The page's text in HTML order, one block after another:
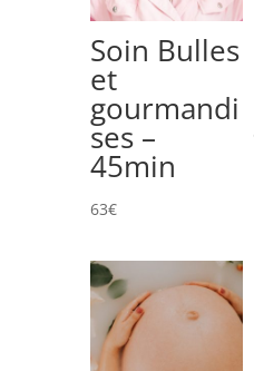
Soin Bulles
et
gourmandi
ses –
45min
63€